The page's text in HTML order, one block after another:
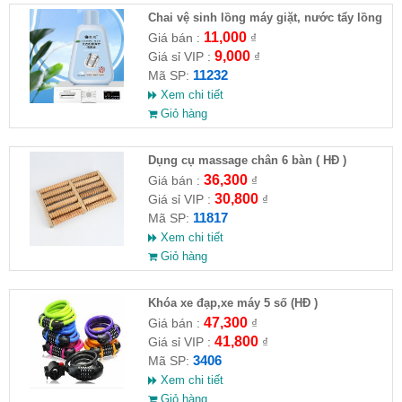
Chai vệ sinh lồng máy giặt, nước tẩy lồng
máy giặt CLEANING FLUID
Giá bán : 11,000₫
Giá sỉ VIP : 9,000₫
Mã SP: 11232
Xem chi tiết
Giỏ hàng
Dụng cụ massage chân 6 bàn ( HĐ )
Giá bán : 36,300₫
Giá sỉ VIP : 30,800₫
Mã SP: 11817
Xem chi tiết
Giỏ hàng
Khóa xe đạp,xe máy 5 số (HĐ )
Giá bán : 47,300₫
Giá sỉ VIP : 41,800₫
Mã SP: 3406
Xem chi tiết
Giỏ hàng